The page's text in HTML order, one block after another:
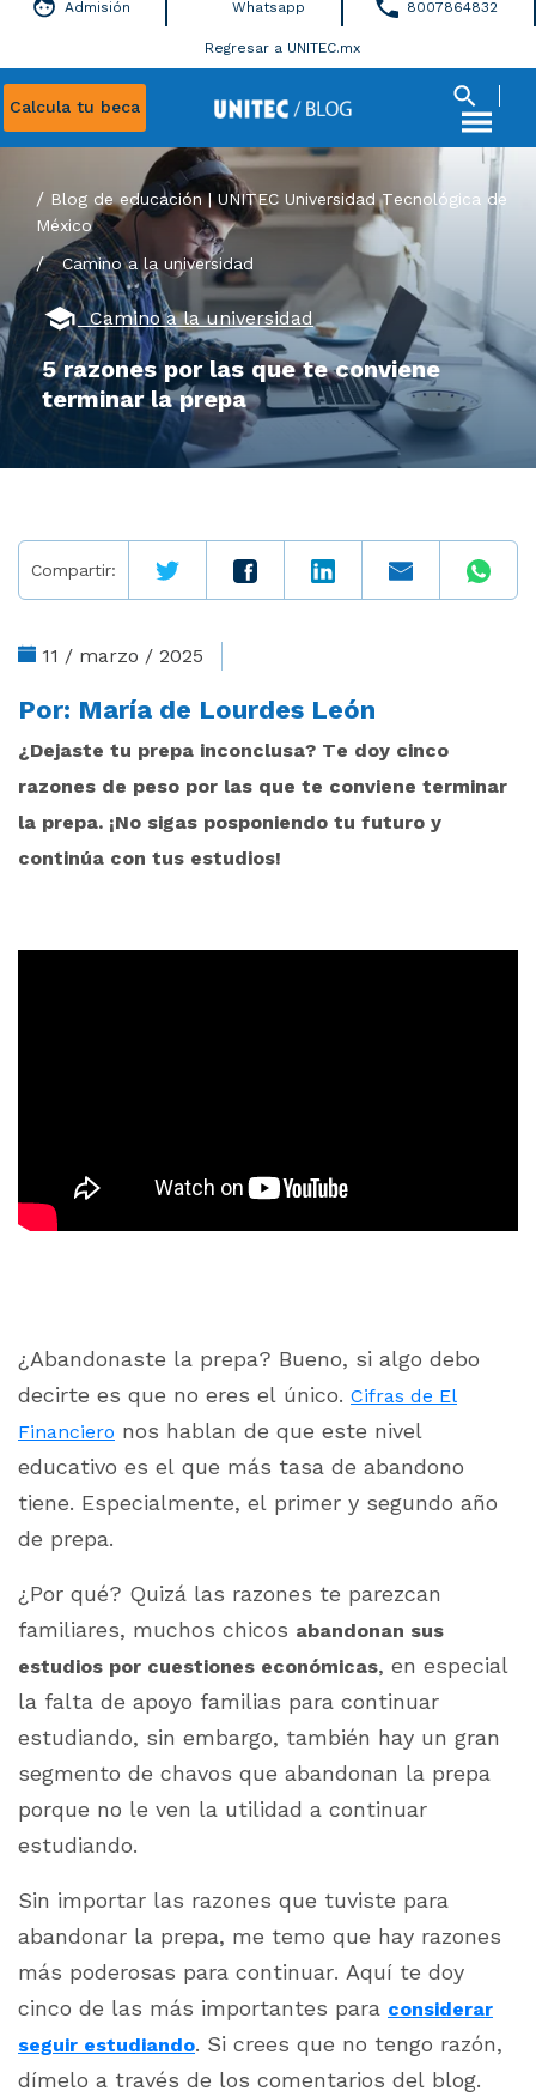
Calcula tu beca
Admisión Whatsapp 8007864832
Regresar a UNITEC.mx
Blog de educación | UNITEC Universidad Tecnológica de
México
/Camino a la universidad
Camino a la universidad
5 razones por las que te conviene
terminar la prepa
Compartir:
11 / marzo / 2025
Por: María de Lourdes León
¿Dejaste tu prepa inconclusa? Te doy cinco
razones de peso por las que te conviene terminar
la prepa. ¡No sigas posponiendo tu futuro y
continúa con tus estudios!
¿Abandonaste la prepa? Bueno, si algo debo
decirte es que no eres el único. Cifras de El
Financiero nos hablan de que este nivel
educativo es el que más tasa de abandono
tiene. Especialmente, el primer y segundo año
de prepa.
¿Por qué? Quizá las razones te parezcan
familiares, muchos chicos abandonan sus
estudios por cuestiones económicas, en especial
la falta de apoyo familias para continuar
estudiando, sin embargo, también hay un gran
segmento de chavos que abandonan la prepa
porque no le ven la utilidad a continuar
estudiando.
Sin importar las razones que tuviste para
abandonar la prepa, me temo que hay razones
más poderosas para continuar. Aquí te doy
cinco de las más importantes para considerar
seguir estudiando. Si crees que no tengo razón,
dímelo a través de los comentarios del blog.